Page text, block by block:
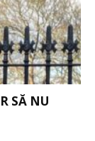
SĂ NU